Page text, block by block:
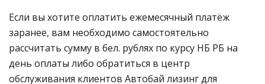
Если вы хотите оплатить ежемесячный платёж
заранее, вам необходимо самостоятельно
рассчитать сумму в бел. рублях по курсу НБ РБ на
день оплаты либо обратиться в центр
обслуживания клиентов Автобай лизинг для